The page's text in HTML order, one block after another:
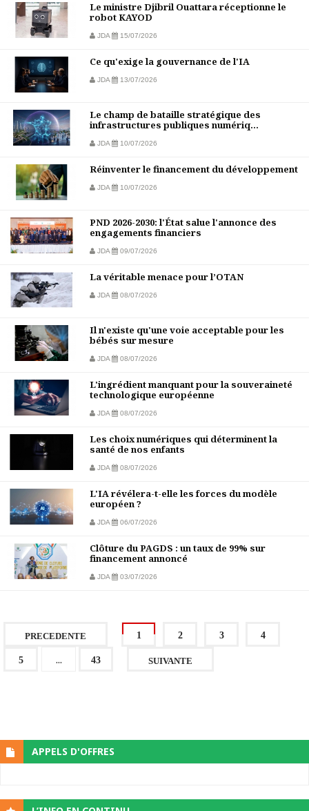
Le ministre Djibril Ouattara réceptionne le
robot KAYOD
JDA 15/07/2026
Ce qu'exige la gouvernance de l'IA
JDA 13/07/2026
Le champ de bataille stratégique des
infrastructures publiques numériq...
JDA 10/07/2026
Réinventer le financement du développement
JDA 10/07/2026
PND 2026-2030: l'État salue l'annonce des
engagements financiers
JDA 09/07/2026
La véritable menace pour l’OTAN
JDA 08/07/2026
Il n'existe qu'une voie acceptable pour les
bébés sur mesure
JDA 08/07/2026
L'ingrédient manquant pour la souveraineté
technologique européenne
JDA 08/07/2026
Les choix numériques qui déterminent la
santé de nos enfants
JDA 08/07/2026
L'IA révélera-t-elle les forces du modèle
européen ?
JDA 06/07/2026
Clôture du PAGDS : un taux de 99% sur
financement annoncé
JDA 03/07/2026
PRECEDENTE 1 2 3 4
5 ... 43 SUIVANTE
APPELS D'OFFRES